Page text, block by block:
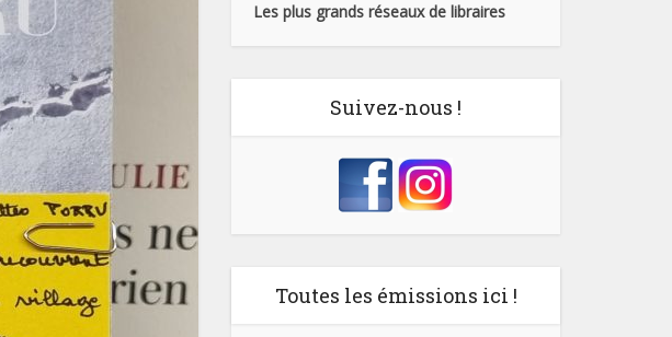
Les plus grands réseaux de libraires
Suivez-nous !
Toutes les émissions ici !